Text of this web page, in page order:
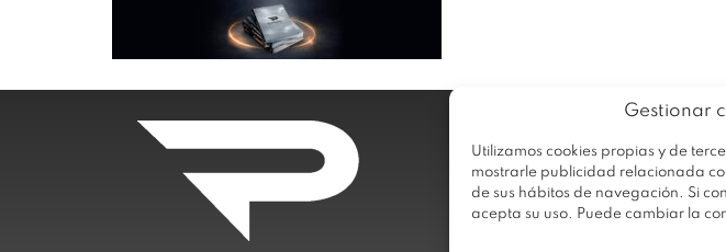
Gestionar
Utilizamos cookies propias y de
mostrarle publicidad relacionada
de sus hábitos de navegación. Si
acepta su uso. Puede cambiar la
Trabaja con
Sobre Plastimodul
Noticias